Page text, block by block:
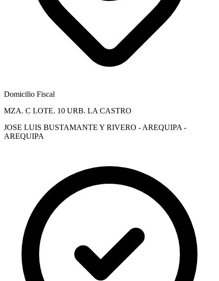
Domicilio Fiscal
MZA. C LOTE. 10 URB. LA CASTRO
JOSE LUIS BUSTAMANTE Y RIVERO - AREQUIPA -
AREQUIPA